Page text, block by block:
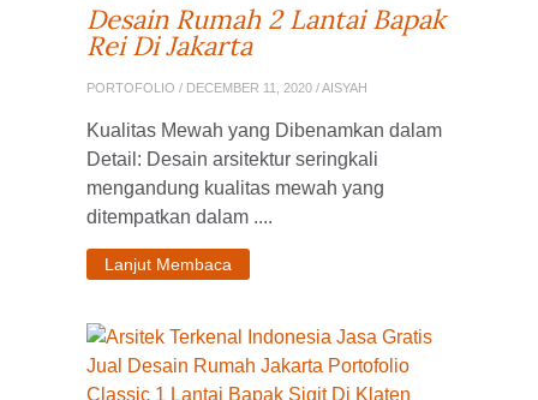
Desain Rumah 2 Lantai Bapak
Rei Di Jakarta
PORTOFOLIO / DECEMBER 11, 2020 / AISYAH
Kualitas Mewah yang Dibenamkan dalam
Detail: Desain arsitektur seringkali
mengandung kualitas mewah yang
ditempatkan dalam ....
Lanjut Membaca